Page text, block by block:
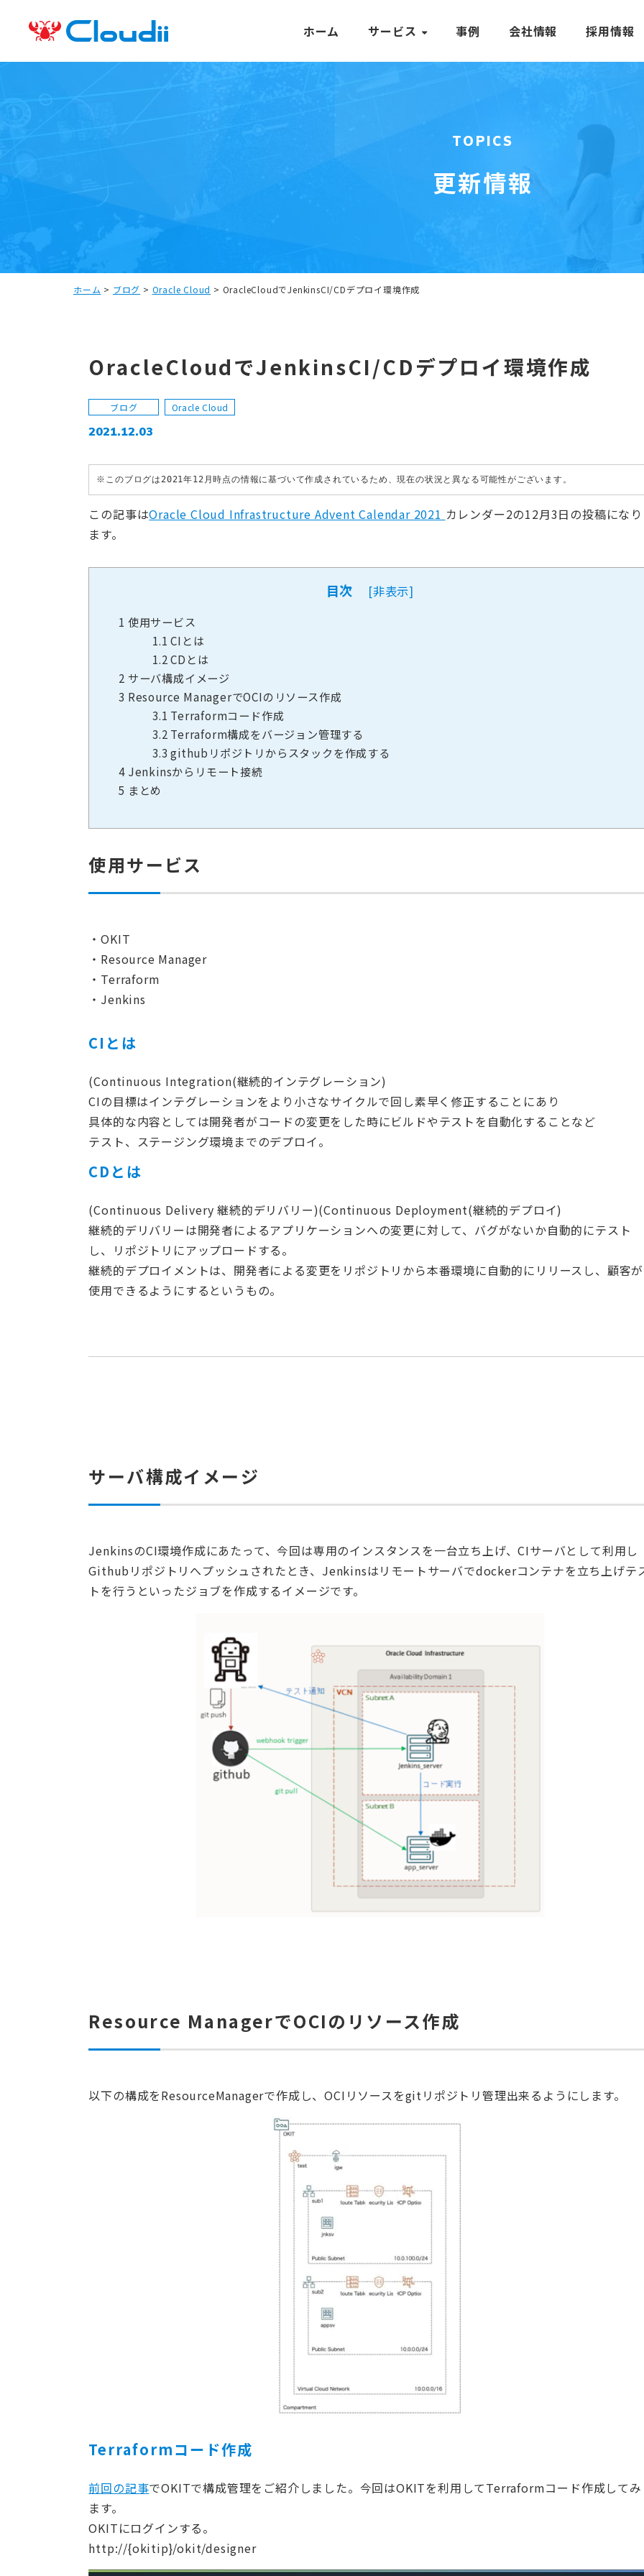
ホーム サービス 事例 会社情報 採用情報
TOPICS
更新情報
ホーム > ブログ > Oracle Cloud > OracleCloudでJenkinsCI/CDデプロイ環境作成
OracleCloudでJenkinsCI/CDデプロイ環境作成
ブログ Oracle Cloud
2021.12.03
※このブログは2021年12月時点の情報に基づいて作成されているため、現在の状況と異なる可能性がございます。
この記事はOracle Cloud Infrastructure Advent Calendar 2021 カレンダー2の12月3日の投稿になり
ます。
目次 [非表示]
1 使用サービス
1.1 CIとは
1.2CDとは
2 サーバ構成イメージ
3 Resource ManagerでOCIのリソース作成
3.1 Terraformコード作成
3.2 Terraform構成をバージョン管理する
3.3 githubリポジトリからスタックを作成する
4Jenkinsからリモート接続
5 まとめ
使用サービス
・OKIT
・Resource Manager
・Terraform
・Jenkins
CIとは
(Continuous Integration(継続的インテグレーション)
CIの目標はインテグレーションをより小さなサイクルで回し素早く修正することにあり
具体的な内容としては開発者がコードの変更をした時にビルドやテストを自動化することなど
テスト、ステージング環境までのデプロイ。
CDとは
(Continuous Delivery 継続的デリバリー)(Continuous Deployment(継続的デプロイ)
継続的デリバリーは開発者によるアプリケーションへの変更に対して、バグがないか自動的にテスト
し、リポジトリにアップロードする。
継続的デプロイメントは、開発者による変更をリポジトリから本番環境に自動的にリリースし、顧客が
使用できるようにするというもの。
サーバ構成イメージ
JenkinsのCI環境作成にあたって、今回は専用のインスタンスを一台立ち上げ、CIサーバとして利用し
Githubリポジトリへプッシュされたとき、Jenkinsはリモートサーバでdockerコンテナを立ち上げテ
トを行うといったジョブを作成するイメージです。
Resource ManagerでOCIのリソース作成
以下の構成をResourceManagerで作成し、OCIリソースをgitリポジトリ管理出来るようにします。
Terraformコード作成
前回の記事でOKITで構成管理をご紹介しました。今回はOKITを利用してTerraformコード作成してみ
ます。
OKITにログインする。
http://{okitip}/okit/designer